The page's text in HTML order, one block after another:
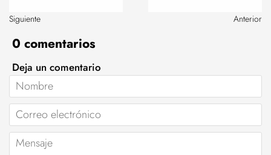
Anterior
Siguiente
0 comentarios
Deja un comentario
Nombre
Correo
electrónico
Mensaje